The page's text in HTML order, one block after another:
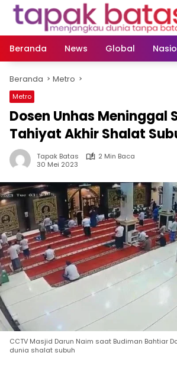
Langsung
Beranda
News Global
Beranda Metro
Metro
Dosen Unhas Meninggal
Tahiyat Akhir Shalat
Tapak Batas
2 Min Baca
30 Mei 2023
CCTV Masjid Darun Naim saat Budiman Bahtiar
dunia shalat subuh